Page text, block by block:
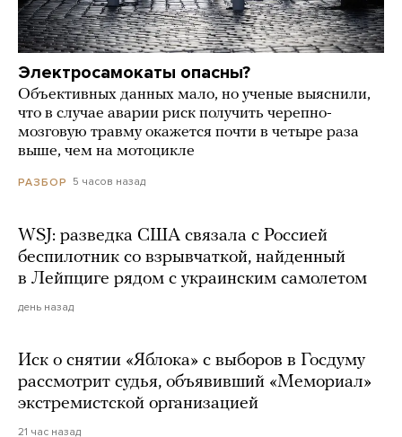
Электросамокаты опасны?
Объективных данных мало, но ученые выяснили,
что в случае аварии риск получить черепно-
мозговую травму окажется почти в четыре раза
выше, чем на мотоцикле
РАЗБОР 5 часов назад
WSJ: разведка США связала с Россией
беспилотник со взрывчаткой, найденный
в Лейпциге рядом с украинским самолетом
день назад
Иск о снятии «Яблока» с выборов в Госдуму
рассмотрит судья, объявивший «Мемориал»
экстремистской организацией
21 час назад